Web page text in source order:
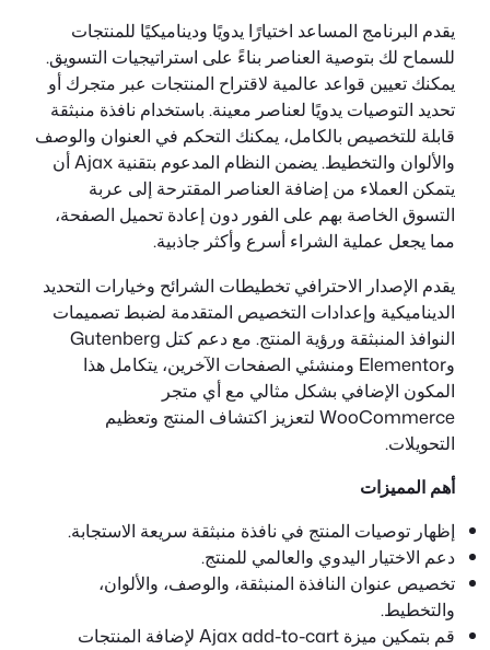
يقدم البرنامج المساعد اختيارًا يدويًا وديناميكيًا للمنتجات
للسماح لك بتوصية العناصر بناءً على استراتيجيات التسويق.
يمكنك تعيين قواعد عالمية لاقتراح المنتجات عبر متجرك أو
تحديد التوصيات يدويًا لعناصر معينة. باستخدام نافذة منبثقة
قابلة للتخصيص بالكامل، يمكنك التحكم في العنوان والوصف
والألوان والتخطيط. يضمن النظام المدعوم بتقنية Ajax أن
يتمكن العملاء من إضافة العناصر المقترحة إلى عربة
التسوق الخاصة بهم على الفور دون إعادة تحميل الصفحة،
مما يجعل عملية الشراء أسرع وأكثر جاذبية.
يقدم الإصدار الاحترافي تخطيطات الشرائح وخيارات التحديد
الديناميكية وإعدادات التخصيص المتقدمة لضبط تصميمات
النوافذ المنبثقة ورؤية المنتج. مع دعم كتل Gutenberg
وElementor ومنشئي الصفحات الآخرين، يتكامل هذا
المكون الإضافي بشكل مثالي مع أي متجر
WooCommerce لتعزيز اكتشاف المنتج وتعظيم
التحويلات.
أهم المميزات
إظهار توصيات المنتج في نافذة منبثقة سريعة الاستجابة.
دعم الاختيار اليدوي والعالمي للمنتج.
تخصيص عنوان النافذة المنبثقة، والوصف، والألوان،
والتخطيط.
قم بتمكين ميزة Ajax add-to-cart لإضافة المنتجات